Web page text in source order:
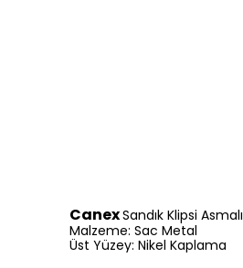
CanexSandık Klipsi Asmalı
Malzeme: Sac Metal
Üst Yüzey: Nikel Kaplama